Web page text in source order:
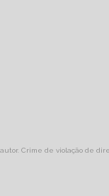
Crime de violação de